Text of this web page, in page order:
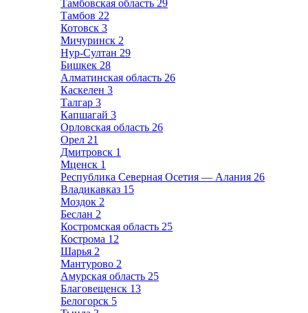
Тамбовская область 29
Тамбов 22
Котовск 3
Мичуринск 2
Нур-Султан 29
Бишкек 28
Алматинская область 26
Каскелен 3
Талгар 3
Капшагай 3
Орловская область 26
Орел 21
Дмитровск 1
Мценск 1
Республика Северная Осетия — Алания 26
Владикавказ 15
Моздок 2
Беслан 2
Костромская область 25
Кострома 12
Шарья 2
Мантурово 2
Амурская область 25
Благовещенск 13
Белогорск 5